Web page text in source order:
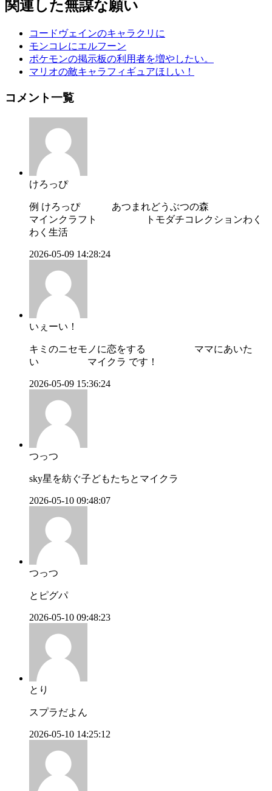
関連した無謀な願い
コードヴェインのキャラクリに
モンコレにエルフーン
ポケモンの掲示板の利用者を増やしたい。
マリオの敵キャラフィギュアほしい！
コメント一覧
けろっぴ
例 けろっぴ あつまれどうぶつの森
マインクラフト トモダチコレクションわく
わく生活
2026-05-09 14:28:24
いぇーい！
キミのニセモノに恋をする ママにあいた
い マイクラ です！
2026-05-09 15:36:24
つっつ
sky星を紡ぐ子どもたちとマイクラ
2026-05-10 09:48:07
つっつ
とピグパ
2026-05-10 09:48:23
とり
スプラだよん
2026-05-10 14:25:12